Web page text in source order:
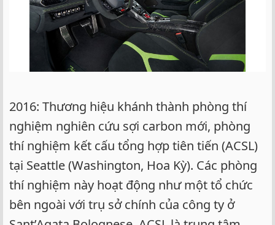
2016: Thương hiệu khánh thành phòng thí
nghiệm nghiên cứu sợi carbon mới, phòng
thí nghiệm kết cấu tổng hợp tiên tiến (ACSL)
tại Seattle (Washington, Hoa Kỳ). Các phòng
thí nghiệm này hoạt động như một tổ chức
bên ngoài với trụ sở chính của công ty ở